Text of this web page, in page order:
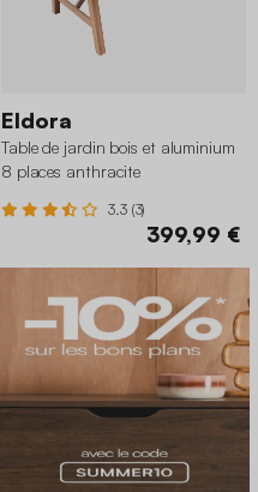
Eldora
Table de jardin bois et aluminium
8 places anthracite
3.3 (3)
399,99 €